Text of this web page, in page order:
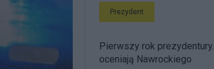
Prezydent
Pierwszy rok
oceniają Nawrockiego